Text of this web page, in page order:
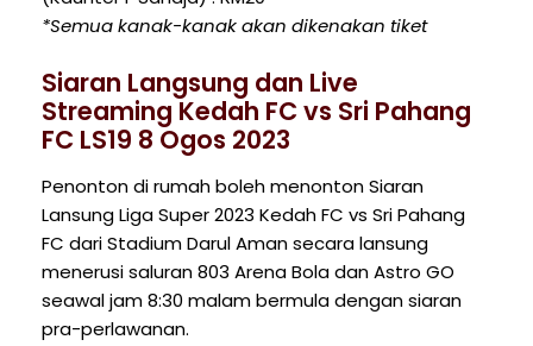
*Semua kanak-kanak akan dikenakan tiket
Siaran Langsung dan Live
Streaming Kedah FC vs Sri Pahang
FC LS19 8 Ogos 2023
Penonton di rumah boleh menonton Siaran
Lansung Liga Super 2023 Kedah FC vs Sri Pahang
FC dari Stadium Darul Aman secara lansung
menerusi saluran 803 Arena Bola dan Astro GO
seawal jam 8:30 malam bermula dengan siaran
pra-perlawanan.